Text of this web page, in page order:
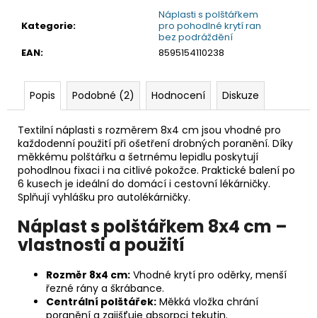
Kategorie:
Náplasti s polštářkem
pro pohodlné krytí ran
bez podráždění
EAN: 8595154110238
Popis Podobné (2) Hodnocení Diskuze
Textilní náplasti s rozměrem 8x4 cm jsou vhodné pro
každodenní použití při ošetření drobných poranění. Díky
měkkému polštářku a šetrnému lepidlu poskytují
pohodlnou fixaci i na citlivé pokožce. Praktické balení po
6 kusech je ideální do domácí i cestovní lékárničky.
Splňují vyhlášku pro autolékárničky.
Náplast s polštářkem 8x4 cm –
vlastnosti a použití
Rozměr 8x4 cm: Vhodné krytí pro oděrky, menší
řezné rány a škrábance.
Centrální polštářek: Měkká vložka chrání
m
e